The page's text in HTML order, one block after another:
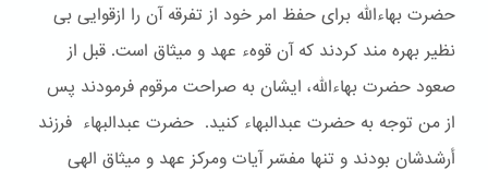
حضرت بهاءالله برای حفظ امر خود از تفرقه آن را ازقوایی بی
نظیر بهره مند کردند که آن قوهء عهد و ميثاق است. قبل از
صعود حضرت بهاءالله، ایشان به صراحت مرقوم فرمودند پس
از من توجه به حضرت عبدالبهاء كنيد. حضرت عبدالبهاء فرزند
أرشدشان بودند و تنها مفسّر آيات ومركز عهد و ميثاق الهى